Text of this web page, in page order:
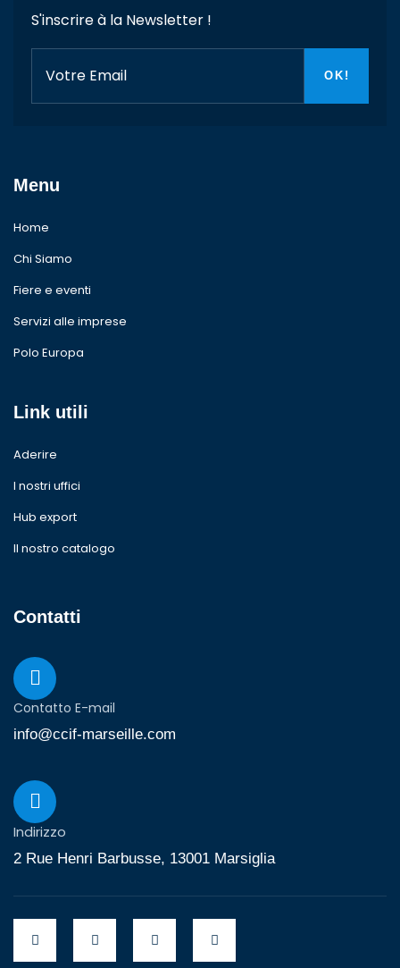
S'inscrire à la Newsletter !
Menu
Home
Chi Siamo
Fiere e eventi
Servizi alle imprese
Polo Europa
Link utili
Aderire
I nostri uffici
Hub export
Il nostro catalogo
Contatti
Contatto E-mail
info@ccif-marseille.com
Indirizzo
2 Rue Henri Barbusse, 13001 Marsiglia